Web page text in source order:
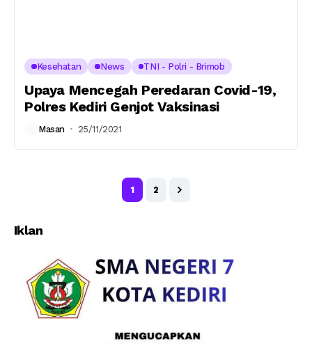
Kesehatan News TNI - Polri - Brimob
Upaya Mencegah Peredaran Covid-19,
Polres Kediri Genjot Vaksinasi
Masan 25/11/2021
1 2
Iklan